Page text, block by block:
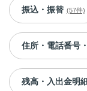
振込・振替 (57件)
住所・電話番号
残高・入出金明